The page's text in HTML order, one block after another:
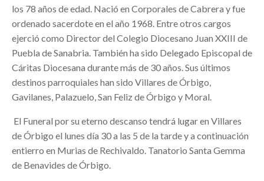
los 78 años de edad. Nació en Corporales de Cabrera y fue
ordenado sacerdote en el año 1968. Entre otros cargos
ejerció como Director del Colegio Diocesano Juan XXIII de
Puebla de Sanabria. También ha sido Delegado Episcopal de
Cáritas Diocesana durante más de 30 años. Sus últimos
destinos parroquiales han sido Villares de Órbigo,
Gavilanes, Palazuelo, San Feliz de Órbigo y Moral.
El Funeral por su eterno descanso tendrá lugar en Villares
de Órbigo el lunes día 30 a las 5 de la tarde y a continuación
entierro en Murias de Rechivaldo. Tanatorio Santa Gemma
de Benavides de Órbigo.